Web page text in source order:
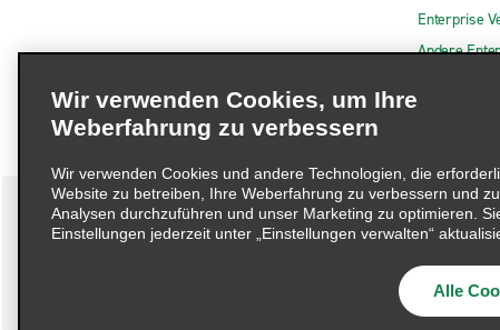
Enterprise
Andere
Datenschutzrichtlinie
Beschwerdeverfahren nach dem
Wir verwenden Cookies, um Ihre
Weberfahrung zu verbessern
Wir verwenden Cookies und andere Technologien, die
Website zu betreiben, Ihre Weberfahrung zu verbessern und
Analysen durchzuführen und unser Marketing zu optimieren.
Einstellungen jederzeit unter „Einstellungen verwalten“
Alle